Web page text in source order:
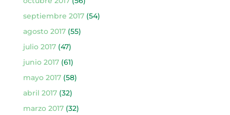
septiembre 2017(54)
agosto 2017(55)
julio 2017(47)
junio 2017(61)
mayo 2017(58)
abril 2017(32)
marzo 2017(32)